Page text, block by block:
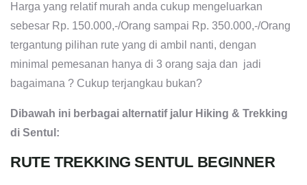
Harga yang relatif murah anda cukup mengeluarkan
sebesar Rp. 150.000,-/Orang sampai Rp. 350.000,-/Orang
tergantung pilihan rute yang di ambil nanti, dengan
minimal pemesanan hanya di 3 orang saja dan jadi
bagaimana ? Cukup terjangkau bukan?
Dibawah ini berbagai alternatif jalur Hiking & Trekking
di Sentul:
RUTE TREKKING SENTUL BEGINNER